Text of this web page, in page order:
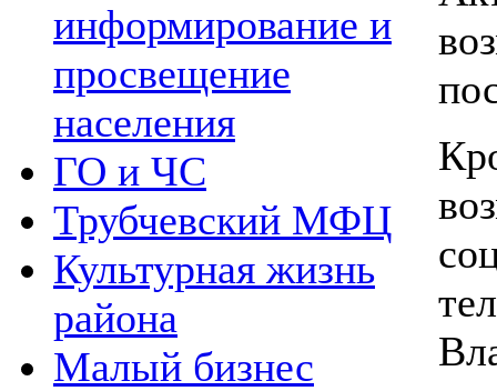
информирование и
просвещение
населения
ГО и ЧС
Трубчевский МФЦ
Культурная жизнь
района
Малый бизнес